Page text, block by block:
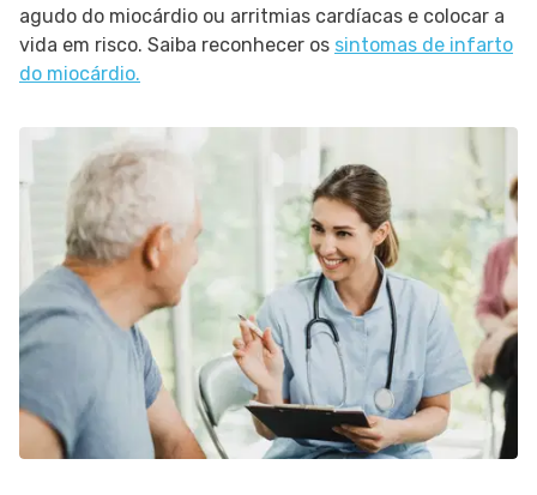
agudo do miocárdio ou arritmias cardíacas e colocar a
vida em risco. Saiba reconhecer os sintomas de infarto
do miocárdio.